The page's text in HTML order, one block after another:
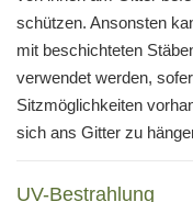
schützen. Ansonsten
mit beschichteten
verwendet werden,
Sitzmöglichkeiten
sich ans Gitter zu
UV-Bestrahlung